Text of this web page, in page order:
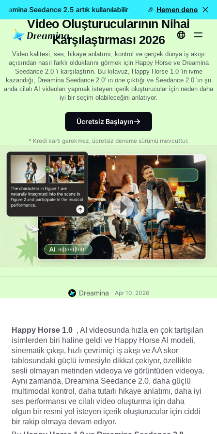
Seedance 2.5 artık kullanılabilir 🎉 Yeni model
Hemen dene
Mutlu At 1.0 vs Seedance 2.0: Lider AI
Video Oluşturucularının Nihai
Karşılaştırması 2026
Video kalitesi, ses, hikaye anlatımı, kontrol ve gerçek dünya iş akışı
açısından nasıl farklı olduklarını görmek için Happy Horse ve Dreamina
Seedance 2.0 'ı karşılaştırın. Bu kılavuz, Happy Horse 1.0 'ın ivme
kazandığı, Dreamina Seedance 2.0' ın öne çıktığı ve Seedance 2.0 'ın şu
anda cilalı AI videoları yapmak isteyen içerik oluşturucular için neden daha
iyi bir seçim olabileceğini anlatıyor.
Ücretsiz Başlayın
* Kredi kartı gerekmez, ücretsiz deneme sürümü mevcuttur.
Dreamina Apr 10, 2026
Happy Horse 1.0 , AI videosunda hızla en çok tartışılan
isimlerden biri haline geldi ve Happy Horse AI modeli,
sinematik çıkışı, hızlı çevrimiçi iş akışı ve AA skor
tablosundaki güçlü ivmesiyle dikkat çekiyor, özellikle
sesli olmayan metinden videoya ve görüntüden videoya.
Aynı zamanda, Dreamina Seedance 2.0, daha güçlü
multimodal kontrol, daha tutarlı hikaye anlatımı, daha iyi
ses performansı ve cilalı video oluşturma için daha
olgun bir resmi yol isteyen içerik oluşturucular için ciddi
bir rakip olmaya devam ediyor.